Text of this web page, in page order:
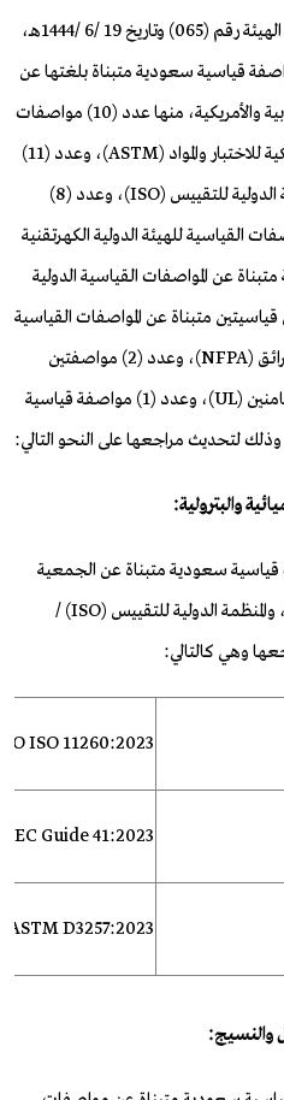
معالي محافظ الهيئة رقم (065) وتاريخ 19 /6 /1444هـ،
مواصفة قياسية سعودية متبناة بلغتها عن
الدولية والأوروبية والأمريكية، منها عدد (10) مواصفات
للاختبار والمواد (ASTM
)، وعدد (11)
الدولية للتقييس (ISO
)، وعدد (8)
القياسية للهيئة الدولية الكهرتقنية
عن المواصفات القياسية الدولية
متبناة عن المواصفات القياسية
(
NFPA
)، وعدد (2) مواصفتين
(
UL
)، وعدد (1) مواصفة قياسية
وذلك لتحديث مراجعها على النحو التالي:
الجمعية
(ISO)
/
وهي كالتالي:
ISO 11260:2023
/IEC Guide 41:2023
ASTMD3257:2023
والنسيج: